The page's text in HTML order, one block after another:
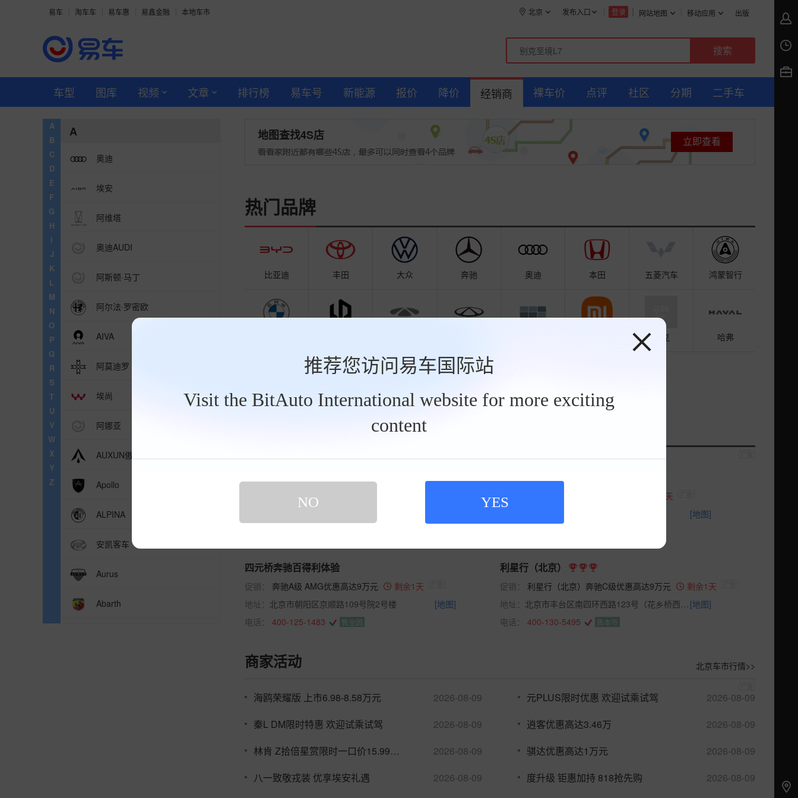
易车 淘车车 易车惠 易鑫金融 本地车市 网站地图 移动应用 出版
登录
发布入口
北京
推荐您访问易车国际站
Visit the BitAuto International website for more exciting
content
NO YES
车型 图库 视频 文章 排行榜 易车号 新能源 报价 降价 经销商 裸车价 点评 社区 分期 二手车
A
B
C
D
E
F
G
H
I
J
K
L
M
N
O
P
Q
R
S
T
U
V
W
X
Y
Z
A
奥迪
埃安
阿维塔
奥迪AUDI
阿斯顿·马丁
阿尔法·罗密欧
AIVA
阿莫迪罗
埃尚
阿娜亚
AUXUN傲旋
Apollo
ALPINA
安凯客车
Aurus
Abarth
地图查找4S店 立即查看
热门品牌
比亚迪 丰田 大众 奔驰 奥迪 本田 五菱汽车 鸿蒙智行
别克 哈弗
推荐经销商
大众 奥迪
奔驰GT AMG优惠高达25.6万元 促销：
剩余1天
[地图]
四元桥奔驰百得利体验
促销： 奔驰A级 AMG优惠高达9万元
剩余1天
地址： 北京市朝阳区京顺路109号院2号楼
[地图]
电话：
400-125-1483 售全国
利星行（北京）
促销： 利星行（北京）奔驰C级优惠高达9万元
剩余1天
地址：
北京市丰台区南四环西路123号（花乡桥西北角） [地图]
电话：
400-130-5495 售本市
商家活动 北京车市行情>>
海鸥荣耀版 上市6.98-8.58万元 2026-08-09 元PLUS限时优惠 欢迎试乘试驾
2026-08-09
秦L DM限时特惠 欢迎试乘试驾
2026-08-09 逍客优惠高达3.46万
2026-08-09
林肯 Z拾倍星赏限时一口价15.99万元起
2026-08-09 骐达优惠高达1万元
2026-08-09
八一致敬戎装 优享埃安礼遇
2026-08-09 度升级 钜惠加持 818抢先购 2026-08-09